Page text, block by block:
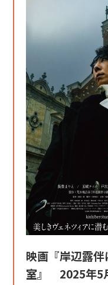
映画『岸辺露
室』 2025年5